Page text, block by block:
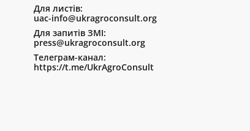
Для листів:
uac-info@ukragroconsult.org
Для запитів ЗМІ:
press@ukragroconsult.org
Телеграм-канал:
https://t.me/UkrAgroConsult